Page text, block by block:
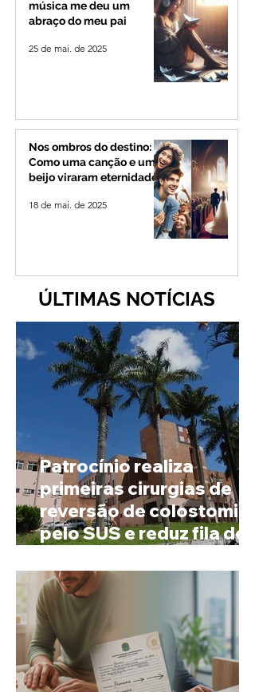
música me deu um
abraço do meu pai
25 de mai. de 2025
Nos ombros do destino:
Como uma canção e um
beijo viraram eternidade
18 de mai. de 2025
ÚLTIMAS NOTÍCIAS
Patrocínio realiza
primeiras cirurgias de
reversão de colostomia
pelo SUS e reduz fila de